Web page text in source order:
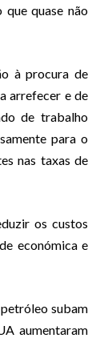
que quase não
à procura de
arrefecer e de
de trabalho
para o
nas taxas de
os custos
económica e
subam
aumentaram